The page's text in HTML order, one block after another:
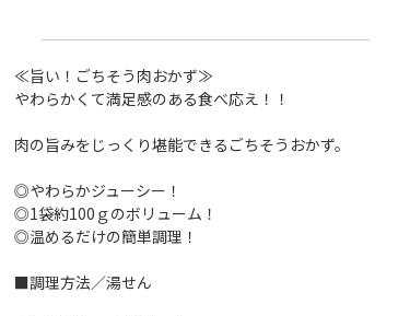
≪旨い！ごちそう肉おかず≫
やわらかくて満足感のある食べ応え！！
肉の旨みをじっくり堪能できるごちそうおかず。
◎やわらかジューシー！
◎1袋約100ｇのボリューム！
◎温めるだけの簡単調理！
■調理方法／湯せん